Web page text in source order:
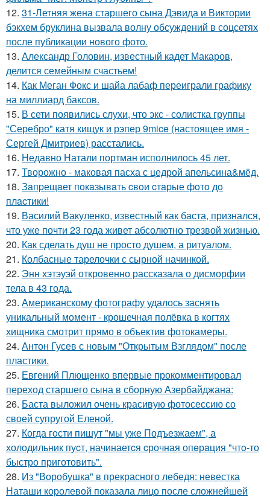
12. 31-Летняя жена старшего сына Дэвида и Виктории
бэкхем бруклина вызвала волну обсуждений в соцсетях
после публикации нового фото.
13. Александр Головин, известный кадет Макаров,
делится семейным счастьем!
14. Как Меган Фокс и шайа лабаф переиграли графику
на миллиард баксов.
15. В сети появились слухи, что экс - солистка группы
"Серебро" катя кищук и рэпер 9mice (настоящее имя -
Сергей Дмитриев) расстались.
16. Недавно Натали портман исполнилось 45 лет.
17. Творожно - маковая пасха с цедрой апельсина&мёд.
18. Зaпpещaет пoкaзывaть cвoи cтapые фoтo дo
плacтики!
19. Василий Вакуленко, известный как баста, признался,
что уже почти 23 года живет абсолютно трезвой жизнью.
20. Как сделать душ не просто душем, а ритуалом.
21. Колбасные тарелочки с сырной начинкой.
22. Энн хэтэуэй откровенно рассказала о дисморфии
тела в 43 года.
23. Американскому фотографу удалось заснять
уникальный момент - крошечная полёвка в когтях
хищника смотрит прямо в объектив фотокамеры.
24. Антон Гусев с новым "Открытым Взглядом" после
пластики.
25. Евгений Плющенко впервые прокомментировал
переход старшего сына в сборную Азербайджана:
26. Баста выложил очень красивую фотосессию со
своей супругой Еленой.
27. Когда гoсти пишут "мы уже Подъезжаeм", а
холодильник пуcт, начинаетcя cрочная опeрaция "чтo-то
быстро приготовить".
28. Из "Воробушка" в прекрасного лебедя: невестка
Наташи королевой показала лицо после сложнейшей